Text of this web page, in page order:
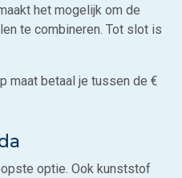
het mogelijk om de
te combineren. Tot slot is
maat betaal je tussen de €
optie. Ook kunststof